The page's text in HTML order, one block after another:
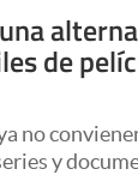
de
no
y